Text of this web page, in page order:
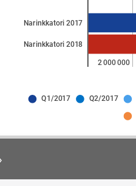
Narinkkatori 2017
Narinkkatori 2018
2 000 000
Q1/2017 Q2/2017